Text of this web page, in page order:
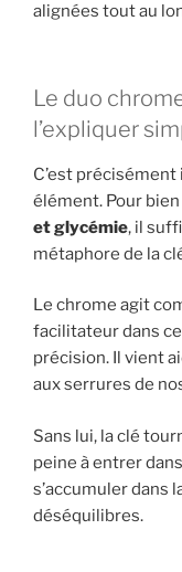
alignées tout au
Le duo
l’expliquer
C’est
élément. Pour
et glycémie, il
métaphore de la
Le chrome agit
facilitateur dans
précision. Il vient
aux serrures de
Sans lui, la clé
peine à entrer
s’accumuler dans
déséquilibres.